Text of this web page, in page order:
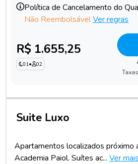
Política de Cancelamento do
Não ReembolsávelVer regras
R$ 1.655,25
01• 02
Suite Luxo
Apartamentos localizados próximo
Academia Paiol. Suítes ac... Ver mais